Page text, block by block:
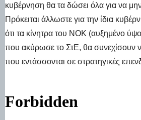
κυβέρνηση θα τα δώσει όλα για να
Πρόκειται άλλωστε για την ίδια
ότι τα κίνητρα του ΝΟΚ (αυξημένο
που ακύρωσε το ΣτΕ, θα συνεχίσουν
που εντάσσονται σε στρατηγικές